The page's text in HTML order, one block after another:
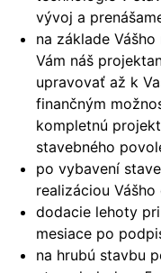
vývoj a
na základe
Vám náš
upravovať až k
finančným
kompletnú
stavebného
po vybavení
realizáciou Vášho
dodacie lehoty
mesiace po
na hrubú stavbu